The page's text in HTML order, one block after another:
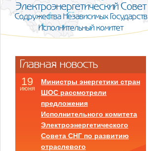
Электроэнергетический Совет
Содружества Независимых Государств
Исполнительный комитет
Главная новость
19
июня
Министры энергетики стран
ШОС рассмотрели
предложения
Исполнительного комитета
Электроэнергетического
Совета СНГ по развитию
отраслевого